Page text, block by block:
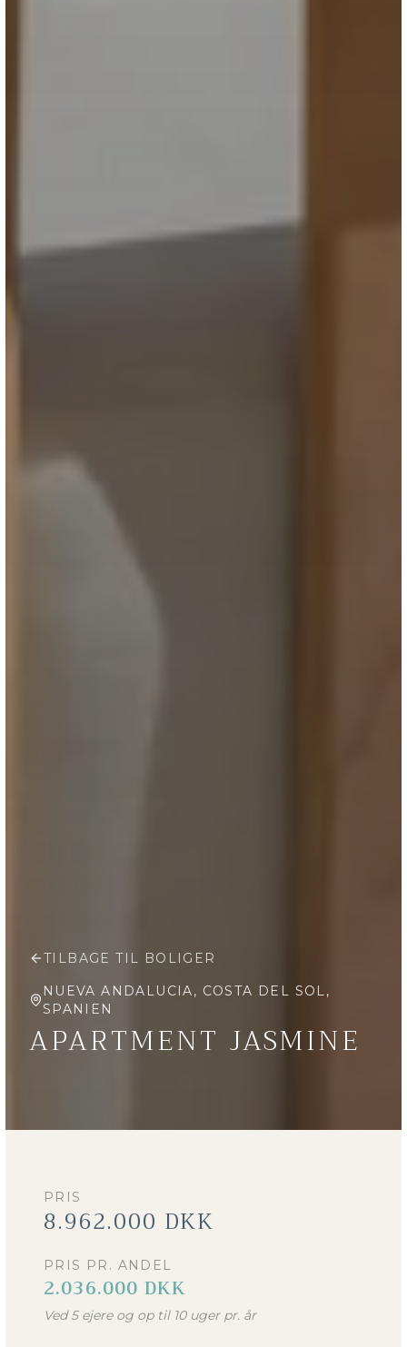
TILBAGE TIL BOLIGER
NUEVA ANDALUCIA, COSTA DEL SOL,
SPANIEN
APARTMENT JASMINE
PRIS
8.962.000 DKK
PRIS PR. ANDEL
2.036.000 DKK
Ved 5 ejere og op til 10 uger pr. år